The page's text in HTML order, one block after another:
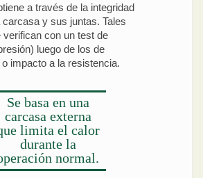
a través de la integridad
y sus juntas. Tales
verifican con un test de
luego de los de
impacto a la resistencia.
Se basa en una
carcasa externa
limita el calor
durante la
normal.